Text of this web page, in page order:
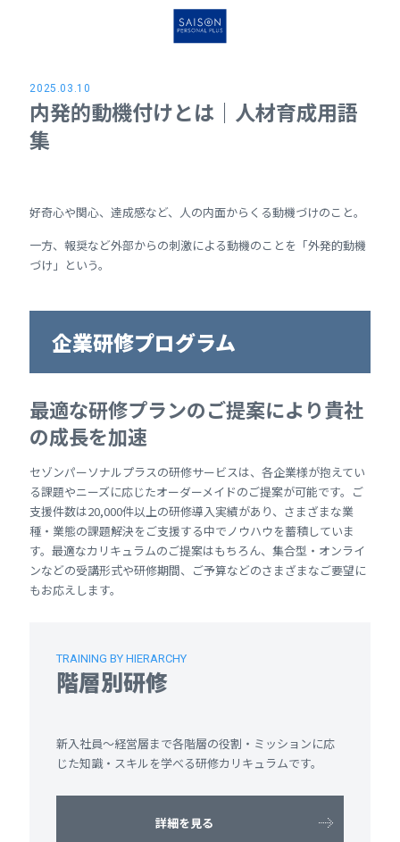
2025.03.10
内発的動機付けとは｜人材育成用語
集
好奇心や関心、達成感など、人の内面からくる動機づけのこと。
一方、報奨など外部からの刺激による動機のことを「外発的動機
づけ」という。
企業研修プログラム
最適な研修プランのご提案により貴社
の成長を加速
セゾンパーソナルプラスの研修サービスは、各企業様が抱えてい
る課題やニーズに応じたオーダーメイドのご提案が可能です。ご
支援件数は20,000件以上の研修導入実績があり、さまざまな業
種・業態の課題解決をご支援する中でノウハウを蓄積していま
す。最適なカリキュラムのご提案はもちろん、集合型・オンライ
ンなどの受講形式や研修期間、ご予算などのさまざまなご要望に
もお応えします。
TRAINING BY HIERARCHY
階層別研修
新入社員～経営層まで各階層の役割・ミッションに応
じた知識・スキルを学べる研修カリキュラムです。
詳細を見る